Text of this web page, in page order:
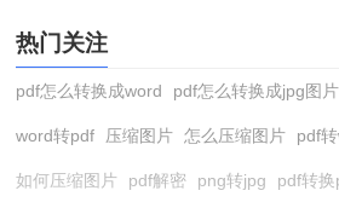
热门关注
pdf怎么转换成word pdf怎么转换成jpg图片
word转pdf 压缩图片 怎么压缩图片 pdf
如何压缩图片 pdf解密 png转jpg pdf转